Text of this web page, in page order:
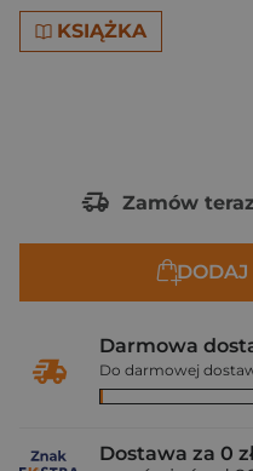
KSIĄŻKA
Zamów
DODAJ
Darmowa
Do darmowej
Dostawa za 0